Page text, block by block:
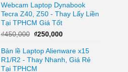
là:
₫1,500,000.
tại
là:
Webcam Laptop Dynabook
Tecra Z40, Z50 - Thay Lấy Liền
Tại TPHCM Giá Tốt
₫450,000 Giá
là:
₫450,000.
₫250,000Giá
tại
là:
Bản lề Laptop Alienware x15
R1/R2 - Thay Nhanh, Giá Rẻ
Tại TPHCM